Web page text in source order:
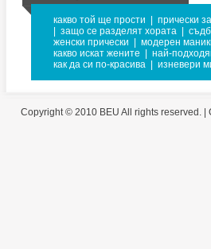
какво той ще прости прически
защо се разделят хората
женски прически
модерен
какво искат жените
най-
как да си по-красива
изневери
Copyright © 2010 BEU All rights reserved. |